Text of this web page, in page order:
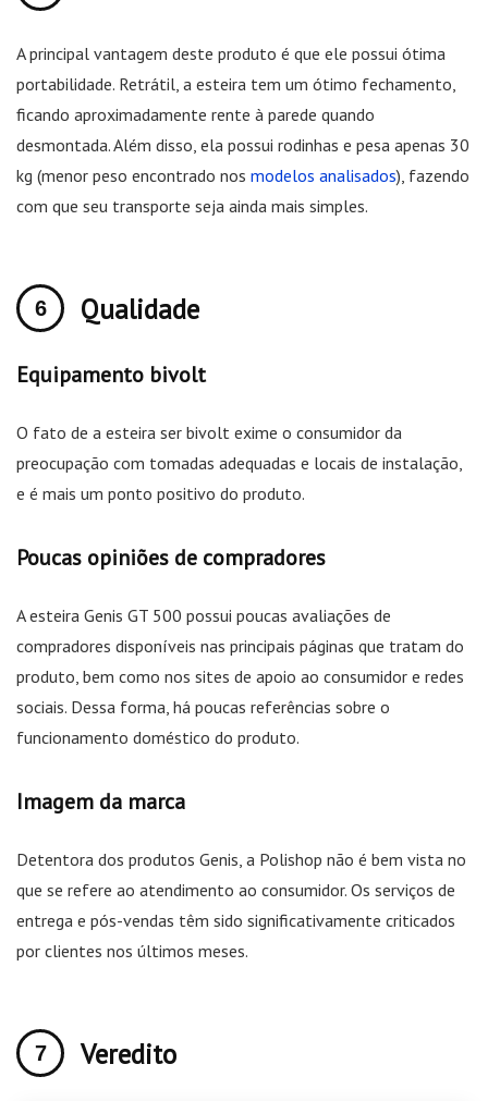
A principal vantagem deste produto é que ele possui ótima
portabilidade. Retrátil, a esteira tem um ótimo fechamento,
ficando aproximadamente rente à parede quando
desmontada. Além disso, ela possui rodinhas e pesa apenas 30
kg (menor peso encontrado nos modelos analisados), fazendo
com que seu transporte seja ainda mais simples.
Qualidade
Equipamento bivolt
O fato de a esteira ser bivolt exime o consumidor da
preocupação com tomadas adequadas e locais de instalação,
e é mais um ponto positivo do produto.
Poucas opiniões de compradores
A esteira Genis GT 500 possui poucas avaliações de
compradores disponíveis nas principais páginas que tratam do
produto, bem como nos sites de apoio ao consumidor e redes
sociais. Dessa forma, há poucas referências sobre o
funcionamento doméstico do produto.
Imagem da marca
Detentora dos produtos Genis, a Polishop não é bem vista no
que se refere ao atendimento ao consumidor. Os serviços de
entrega e pós-vendas têm sido significativamente criticados
por clientes nos últimos meses.
Veredito